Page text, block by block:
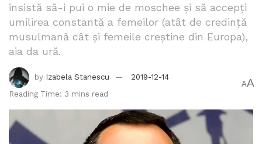
insistă să-i pui o mie de moschee și să accepți
umilirea constantă a femeilor (atât de credință
musulmană cât și femeile creștine din Europa),
aia da ură.
by Izabela Stanescu
2019-12-14
Reading Time: 3 mins read
AA